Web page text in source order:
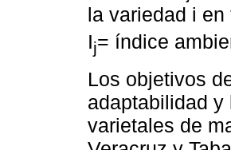
la variedad i
Ij= índice
Los objetivos
adaptabilidad
varietales de